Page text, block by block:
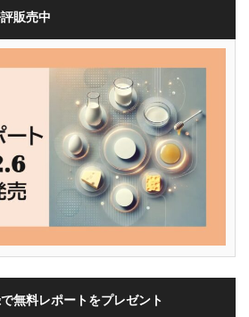
販売中
無料レポートをプレゼント